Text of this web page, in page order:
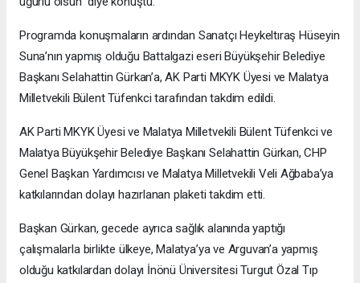
Programda konuşmaların ardından Sanatçı Heykeltıraş Hüseyin
Suna’nın yapmış olduğu Battalgazi eseri Büyükşehir Belediye
Başkanı Selahattin Gürkan’a, AK Parti MKYK Üyesi ve Malatya
Milletvekili Bülent Tüfenkci tarafından takdim edildi.
AK Parti MKYK Üyesi ve Malatya Milletvekili Bülent Tüfenkci ve
Malatya Büyükşehir Belediye Başkanı Selahattin Gürkan, CHP
Genel Başkan Yardımcısı ve Malatya Milletvekili Veli Ağbaba’ya
katkılarından dolayı hazırlanan plaketi takdim etti.
Başkan Gürkan, gecede ayrıca sağlık alanında yaptığı
çalışmalarla birlikte ülkeye, Malatya’ya ve Arguvan’a yapmış
olduğu katkılardan dolayı İnönü Üniversitesi Turgut Özal Tıp